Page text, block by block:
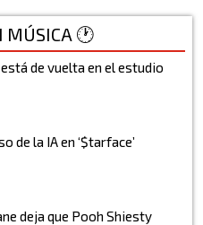
MÚSICA 🕐
de vuelta en el estudio
de la IA en ‘$tarface’
deja que Pooh Shiesty